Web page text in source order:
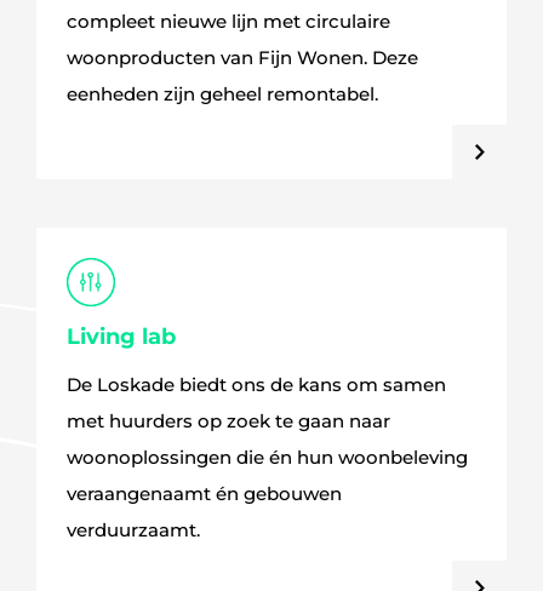
compleet nieuwe lijn met circulaire
woonproducten van Fijn Wonen. Deze
eenheden zijn geheel remontabel.
Living lab
De Loskade biedt ons de kans om samen
met huurders op zoek te gaan naar
woonoplossingen die én hun woonbeleving
veraangenaamt én gebouwen
verduurzaamt.